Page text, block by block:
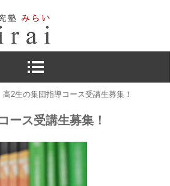
高2生の集団指導コース受講生募集！
ース受講生募集！